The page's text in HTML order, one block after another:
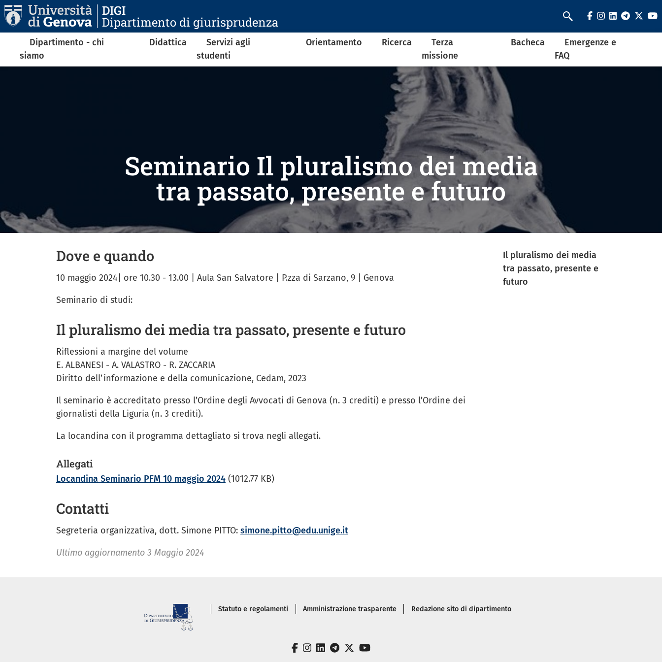
Salta al contenuto principale
DIGI
Dipartimento di giurisprudenza Cerca
facebook
instagram
linkedin
Navigazione principale
Dipartimento - chi
siamo
Didattica
Servizi agli
studenti
Orientamento Ricerca
Terza
missione
Bacheca
Emergenze e
FAQ
Seminario Il pluralismo dei media
tra passato, presente e futuro
Dove e quando
10 maggio 2024| ore 10.30 - 13.00 | Aula San Salvatore | P.zza di Sarzano, 9 | Genova
Seminario di studi:
Il pluralismo dei media tra passato, presente e futuro
Riflessioni a margine del volume
E. ALBANESI - A. VALASTRO - R. ZACCARIA
Diritto dell’informazione e della comunicazione, Cedam, 2023
Il seminario è accreditato presso l’Ordine degli Avvocati di Genova (n. 3 crediti) e presso l’Ordine dei
giornalisti della Liguria (n. 3 crediti).
La locandina con il programma dettagliato si trova negli allegati.
Allegati
Locandina Seminario PFM 10 maggio 2024 (1012.77 KB)
Contatti
Segreteria organizzativa, dott. Simone PITTO: simone.pitto@edu.unige.it
Ultimo aggiornamento 3 Maggio 2024
Il pluralismo dei media
tra passato, presente e
futuro
Piè di pagina
Statuto e regolamenti Amministrazione trasparente Redazione sito di dipartimento
facebook
instagram
linkedin
telegram
twitteryoutube